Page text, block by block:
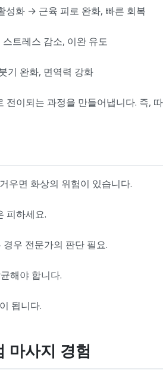
성화 → 근육 피로 완화, 빠른 회복
트레스 감소, 이완 유도
기 완화, 면역력 강화
전이되는 과정을 만들어냅니다.
우면 화상의 위험이 있습니다.
피하세요.
우 전문가의 판단 필요.
해야 합니다.
됩니다.
마사지 경험